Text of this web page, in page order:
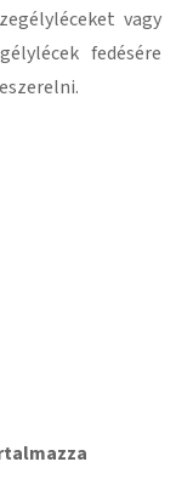
vagy
fedésére